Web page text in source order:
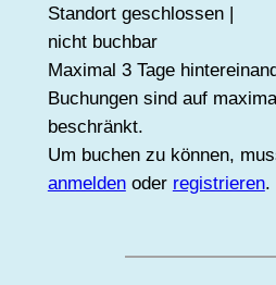
Standort geschlossen |
nicht buchbar
Maximal 3 Tage
Buchungen sind auf
beschränkt.
Um buchen zu können,
anmeldenoder registrieren.